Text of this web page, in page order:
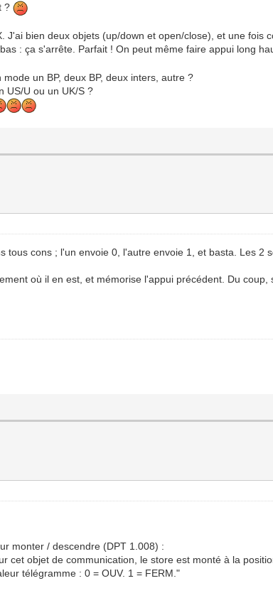
?
J'ai bien deux objets (up/down et open/close), et une fois
: ça s'arrête. Parfait ! On peut même faire appui long
un BP, deux BP, deux inters, autre ?
US/U ou un UK/S ?
tous cons ; l'un envoie 0, l'autre envoie 1, et basta. Les 2
où il en est, et mémorise l'appui précédent. Du
monter / descendre (DPT 1.008) :
cet objet de communication, le store est monté à la
télégramme : 0 = OUV. 1 = FERM."